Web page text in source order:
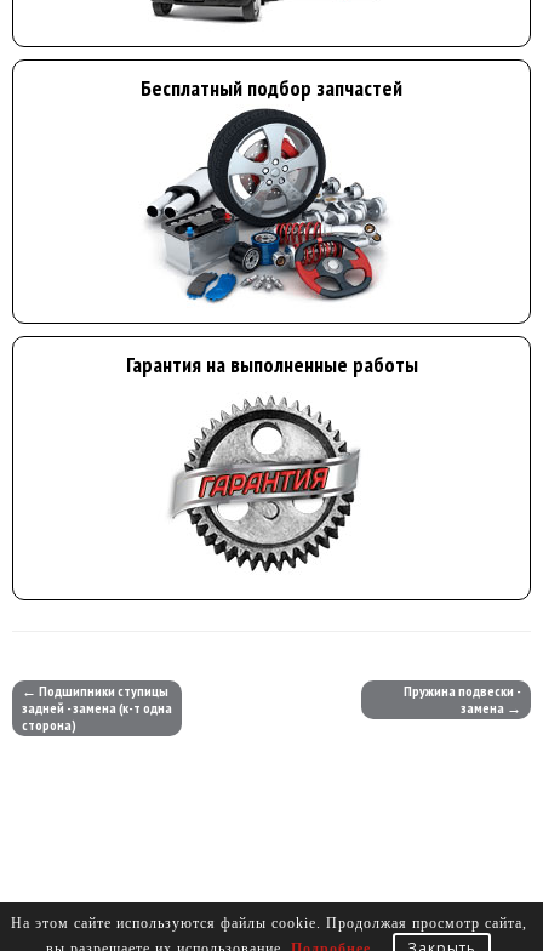
Бесплатный подбор запчастей
Гарантия на выполненные работы
← Подшипники ступицы
задней - замена (к-т одна
сторона)
Пружина подвески -
замена →
На этом сайте используются файлы cookie. Продолжая просмотр сайта,